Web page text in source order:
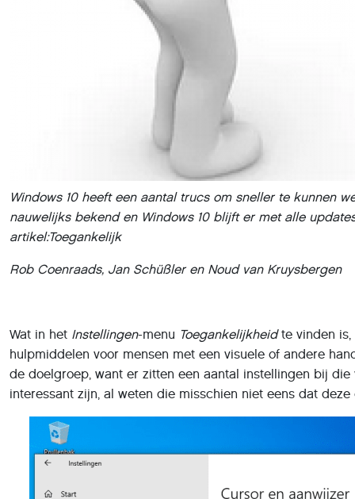
Windows 10 heeft een aantal trucs om sneller te kunnen
nauwelijks bekend en Windows 10 blijft er met alle
artikel:Toegankelijk
Rob Coenraads, Jan Schüßler en Noud van Kruysbergen
Wat in het Instellingen-menu Toegankelijkheidte vinden
hulpmiddelen voor mensen met een visuele of andere
de doelgroep, want er zitten een aantal instellingen bij
interessant zijn, al weten die misschien niet eens dat deze